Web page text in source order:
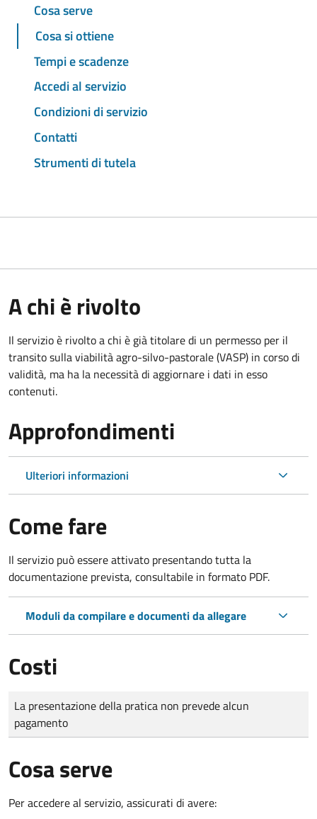
Cosa serve
Cosa si ottiene
Tempi e scadenze
Accedi al servizio
Condizioni di servizio
Contatti
Strumenti di tutela
A chi è rivolto
Il servizio è rivolto a chi è già titolare di un permesso per il
transito sulla viabilità agro-silvo-pastorale (VASP) in corso di
validità, ma ha la necessità di aggiornare i dati in esso
contenuti.
Approfondimenti
Ulteriori informazioni
Come fare
Il servizio può essere attivato presentando tutta la
documentazione prevista, consultabile in formato PDF.
Moduli da compilare e documenti da allegare
Costi
Tipo di pagamento
Importo
La presentazione della pratica non prevede alcun
pagamento
Cosa serve
Per accedere al servizio, assicurati di avere: